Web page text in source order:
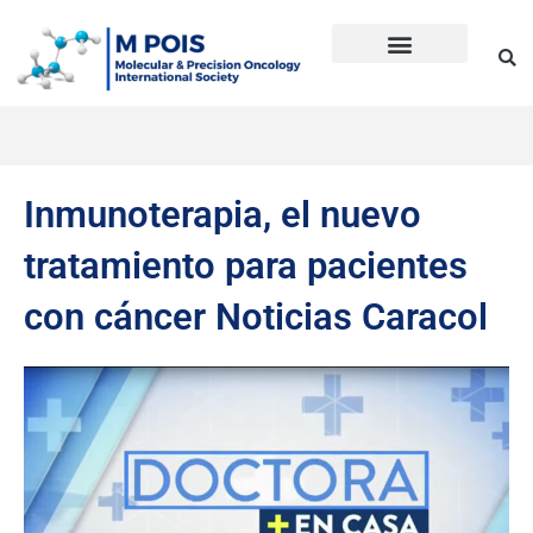
contenido
Inmunoterapia, el nuevo
tratamiento para pacientes
con cáncer Noticias Caracol